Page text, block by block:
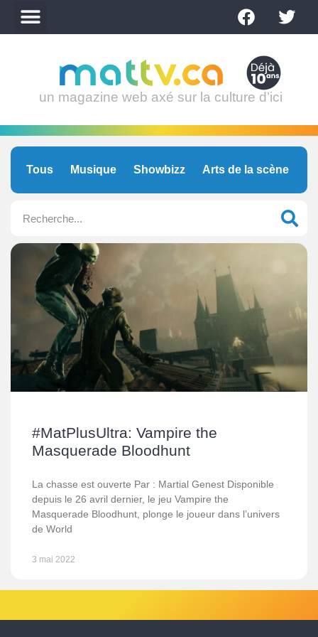
un magazine web axé sur la culture d’ici
Tous Musique Showbizz Arts de la scène
#MatPlusUltra: Vampire the
Masquerade Bloodhunt
La chasse est ouverte Par : Martial Genest Disponible
depuis le 26 avril dernier, le jeu Vampire the
Masquerade Bloodhunt, plonge le joueur dans l’univers
de World
3 mai 2022